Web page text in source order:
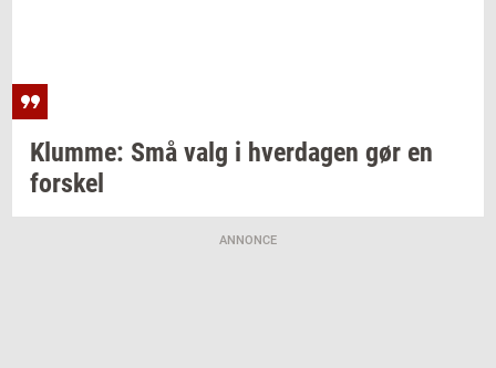
Klum­me: Små valg i hver­da­gen gør en
for­skel
ANNONCE